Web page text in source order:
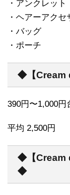
・アンクレット
・ヘアーアクセ
・バッグ
・ポーチ
◆【Cream
390円〜1,000円
平均 2,500円
◆【Cream
◆